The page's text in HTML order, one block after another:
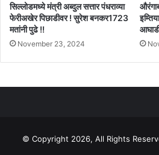
सिल्लोडमध्ये मंत्री अब्दुल सत्तार पंधराव्या
फेरीअखेर पिछाडीवर ! सुरेश बनकर1723
मतांनी पुढे !!
November 23, 2024
© Copyright 2026, All Rights